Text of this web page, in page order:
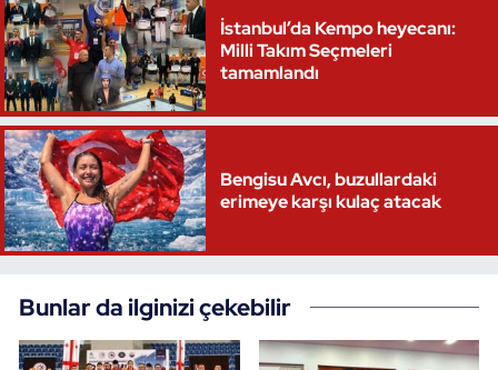
İstanbul’da Kempo heyecanı:
Milli Takım Seçmeleri
tamamlandı
Bengisu Avcı, buzullardaki
erimeye karşı kulaç atacak
Bunlar da ilginizi çekebilir
Triatlon
Voleybol
Vücut Geliştirme Fitness
Wushu Kungfu